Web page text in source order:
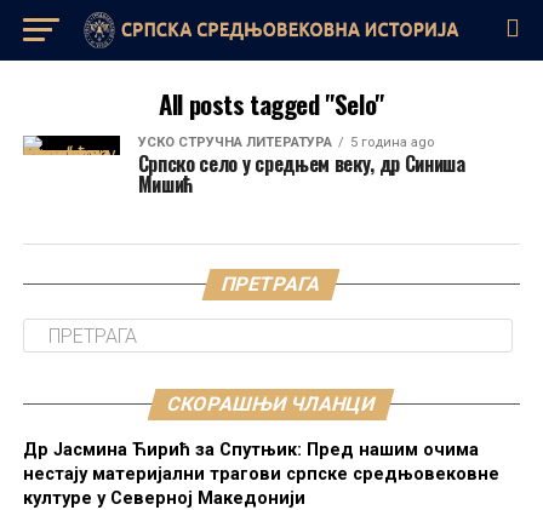
All posts tagged "Selo"
УСКО СТРУЧНА ЛИТЕРАТУРА 5 година ago
Српско село у средњем веку, др Синиша
Мишић
ПРЕТРАГА
СКОРАШЊИ ЧЛАНЦИ
Др Јасмина Ћирић за Спутњик: Пред нашим очима
нестају материјални трагови српске средњовековне
културе у Северној Македонији